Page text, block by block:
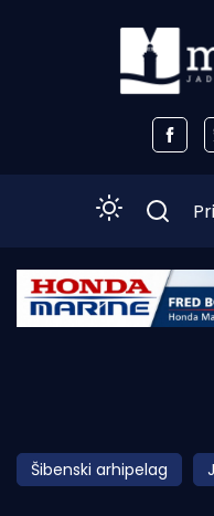
Početna
Obala
Otoci
Šibenski arhipelag